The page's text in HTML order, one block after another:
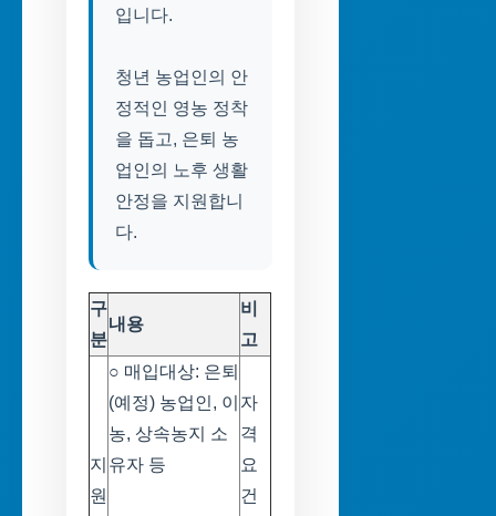
입니다.
청년 농업인의 안
정적인 영농 정착
을 돕고, 은퇴 농
업인의 노후 생활
안정을 지원합니
다.
구
분
내용
비
고
지
원
○ 매입대상: 은퇴
(예정) 농업인, 이
농, 상속농지 소
유자 등
자
격
요
건